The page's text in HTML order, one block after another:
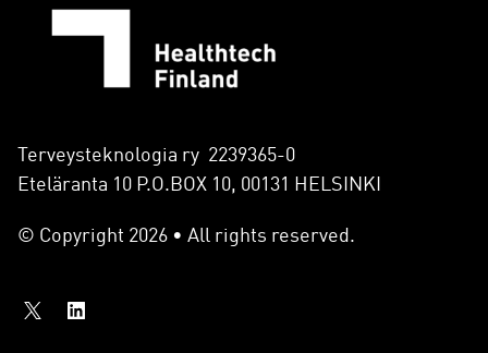
Terveysteknologia ry 2239365-0
Eteläranta 10 P.O.BOX 10, 00131 HELSINKI
© Copyright 2026 • All rights reserved.